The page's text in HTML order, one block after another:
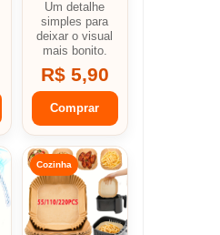
Um detalhe
simples para
deixar o visual
mais bonito.
R$ 5,90
Comprar
Cozinha